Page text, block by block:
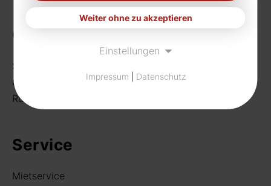
Getränke
Sortiment
Craft Beer
Rund um deine Bar
Service
Mietservice
Weiter ohne zu akzeptieren
Einstellungen
Impressum Datenschutz